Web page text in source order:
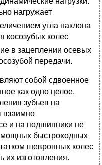
нагружает
угла наклона
косозубых колес
в зацеплении осевых
передачи.
собой сдвоенное
как одно целое.
зубьев на
взаимно
и на подшипники не
быстроходных
шевронных колес
их изготовления.